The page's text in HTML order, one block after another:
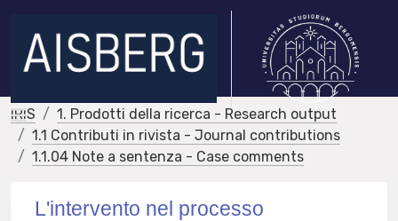
IRIS
1. Prodotti della ricerca - Research output
1.1 Contributi in rivista - Journal contributions
1.1.04 Note a sentenza - Case comments
L'intervento nel processo